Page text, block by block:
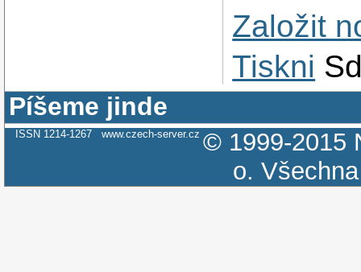
Založit
Tiskni
Píšeme jinde
ISSN 1214-1267 www.czech-server.cz © 1999-2015
o.